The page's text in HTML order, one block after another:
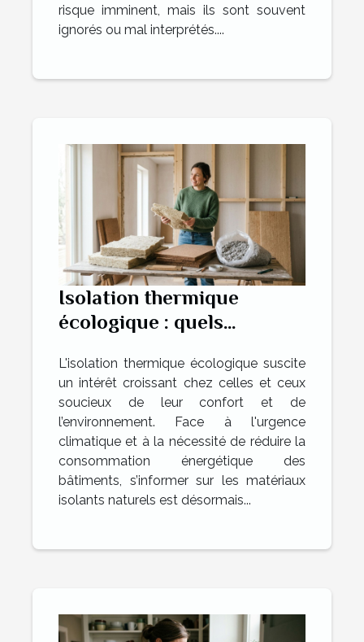
risque imminent, mais ils sont souvent
ignorés ou mal interprétés....
Isolation thermique
écologique : quels
L'isolation thermique écologique suscite
un intérêt croissant chez celles et ceux
soucieux de leur confort et de
l’environnement. Face à l'urgence
climatique et à la nécessité de réduire la
consommation énergétique des
bâtiments, s’informer sur les matériaux
isolants naturels est désormais...